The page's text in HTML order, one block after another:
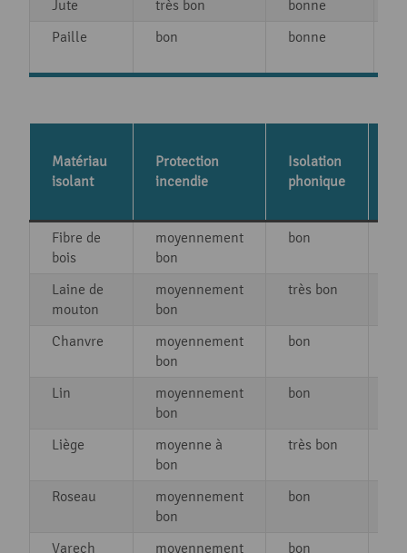
Jute
très bon bonne
Paille
bon bonne
Matériau
isolant
Protection
incendie
Isolation
phonique
Fibre de
bois
moyennement
bon
bon
Laine de
mouton
moyennement
bon
très bon
Chanvre
moyennement
bon
bon
Lin
moyennement
bon
bon
Liège
moyenne à
bon
très bon
Roseau
moyennement
bon
bon
Varech moyennement bon